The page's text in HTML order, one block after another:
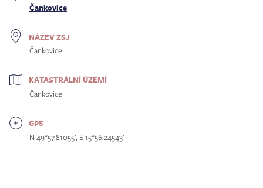
Čankovice
NÁZEV ZSJ
Čankovice
KATASTRÁLNÍ ÚZEMÍ
Čankovice
GPS
N 49°57.81055', E 15°56.24543'